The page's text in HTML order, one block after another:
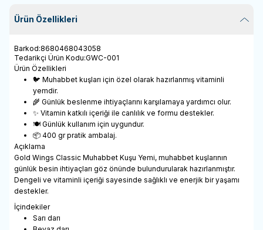
Ürün Özellikleri
Barkod:8680468043058
Tedarikçi Ürün Kodu:GWC-001
Ürün Özellikleri
🐦 Muhabbet kuşları için özel olarak hazırlanmış vitaminli
yemdir.
🌾 Günlük beslenme ihtiyaçlarını karşılamaya yardımcı olur.
✨ Vitamin katkılı içeriği ile canlılık ve formu destekler.
🍽️ Günlük kullanım için uygundur.
📦 400 gr pratik ambalaj.
Açıklama
Gold Wings Classic Muhabbet Kuşu Yemi, muhabbet kuşlarının
günlük besin ihtiyaçları göz önünde bulundurularak hazırlanmıştır.
Dengeli ve vitaminli içeriği sayesinde sağlıklı ve enerjik bir yaşamı
destekler.
İçindekiler
Sarı darı